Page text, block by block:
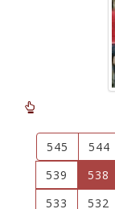
545 544
539
538
533
532